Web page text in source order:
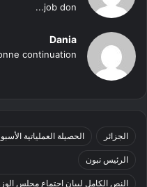
job don...
Dania
continuation...
الجزائر الحصيلة العملياتية
الرئيس تبون
النص الكامل لبيان اجتماع مجلس